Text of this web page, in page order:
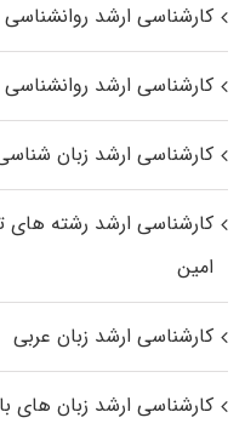
کارشناسی ارشد روانشناسی
کارشناسی ارشد روانشناسی ۲
کارشناسی ارشد زبان
کارشناسی ارشد رﺷﺘﻪ
اﻣﻴﻦ
کارشناسی ارشد زبان عربی
کارشناسی ارشد زبان‌ های